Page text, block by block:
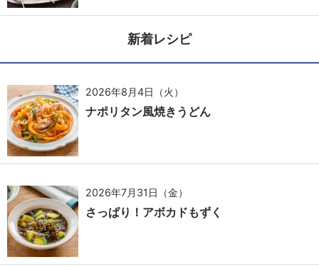
新着レシピ
2026年8月4日（火）
ナポリタン風焼きうどん
2026年7月31日（金）
さっぱり！アボカドもずく